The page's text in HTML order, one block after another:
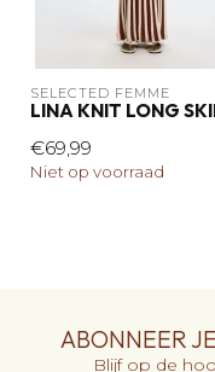
SELECTED FEMME
LINA KNIT LONG
€69,99
Niet op voorraad
ABONNEER
Blijf op de